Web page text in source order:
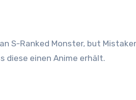
S-Ranked Monster, but
diese einen Anime erhält.